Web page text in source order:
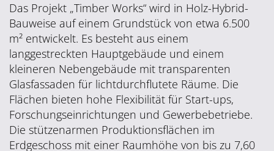
Das Projekt „Timber Works“ wird in Holz-Hybrid-
Bauweise auf einem Grundstück von etwa 6.500
m² entwickelt. Es besteht aus einem
langgestreckten Hauptgebäude und einem
kleineren Nebengebäude mit transparenten
Glasfassaden für lichtdurchflutete Räume. Die
Flächen bieten hohe Flexibilität für Start-ups,
Forschungseinrichtungen und Gewerbebetriebe.
Die stützenarmen Produktionsflächen im
Erdgeschoss mit einer Raumhöhe von bis zu 7,60